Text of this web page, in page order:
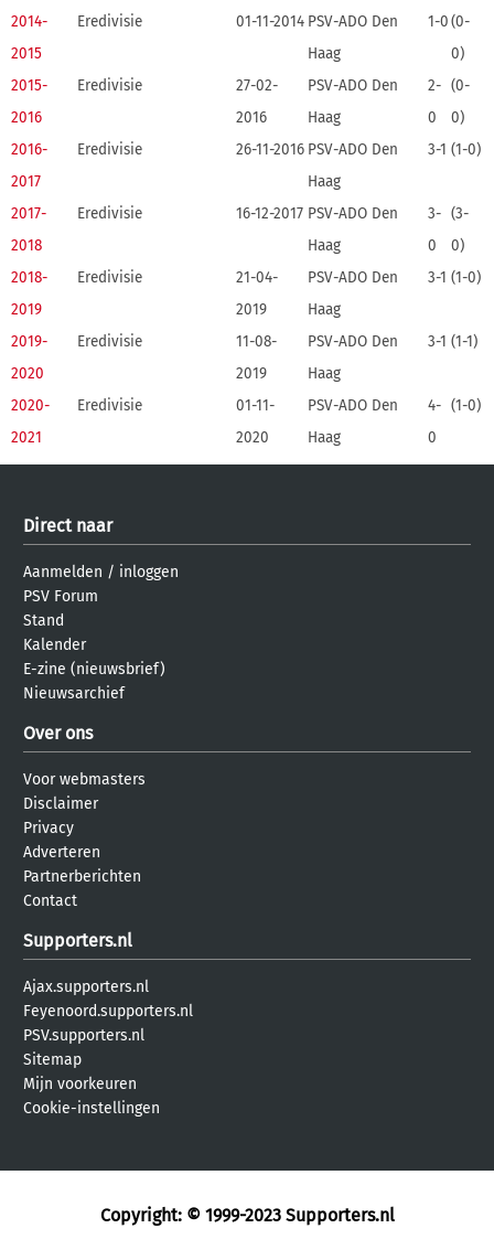
2014-
2015
Eredivisie 01-11-2014 PSV-ADO Den
Haag
1-0(0-
0)
2015-
2016
Eredivisie
27-02-
2016
PSV-ADO Den
Haag
2-
0
(0-
0)
2016-
2017
Eredivisie 26-11-2016 PSV-ADO Den
Haag
3-1 (1-0)
2017-
2018
Eredivisie 16-12-2017 PSV-ADO Den
Haag
3-
0
(3-
0)
2018-
2019
Eredivisie
21-04-
2019
PSV-ADO Den
Haag
3-1 (1-0)
2019-
2020
Eredivisie
11-08-
2019
PSV-ADO Den
Haag
3-1 (1-1)
2020-
2021
Eredivisie
01-11-
2020
PSV-ADO Den
Haag
4-
0
(1-0)
Direct naar
Aanmelden / inloggen
PSV Forum
Stand
Kalender
E-zine (nieuwsbrief)
Nieuwsarchief
Over ons
Voor webmasters
Disclaimer
Privacy
Adverteren
Partnerberichten
Contact
Supporters.nl
Ajax.supporters.nl
Feyenoord.supporters.nl
PSV.supporters.nl
Sitemap
Mijn voorkeuren
Cookie-instellingen
Copyright: © 1999-2023 Supporters.nl